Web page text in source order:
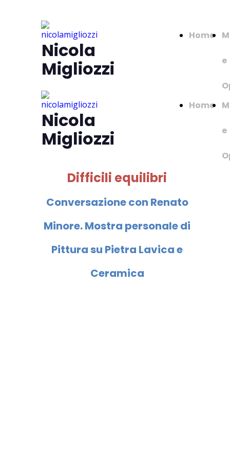
Home
e
Nicola
Migliozzi
Home
e
Nicola
Migliozzi
Difficili equilibri
Conversazione con Renato
Minore. Mostra personale di
Pittura su Pietra Lavica e
Ceramica